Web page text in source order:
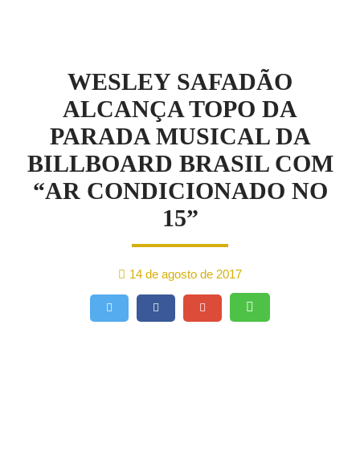
WESLEY SAFADÃO
ALCANÇA TOPO DA
PARADA MUSICAL DA
BILLBOARD BRASIL COM
“AR CONDICIONADO NO
15”
14 de agosto de 2017